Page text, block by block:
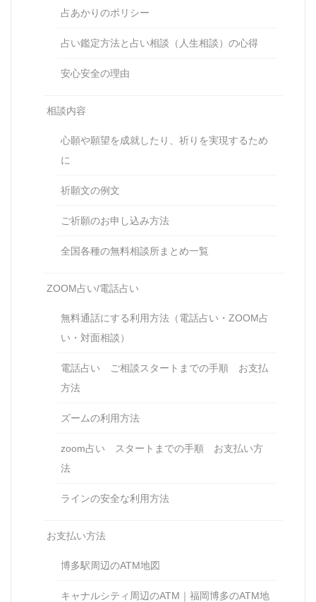
占あかりのポリシー
占い鑑定方法と占い相談（人生相談）の心得
安心安全の理由
相談内容
心願や願望を成就したり、祈りを実現するため
に
祈願文の例文
ご祈願のお申し込み方法
全国各種の無料相談所まとめ一覧
ZOOM占い/電話占い
無料通話にする利用方法（電話占い・ZOOM占
い・対面相談）
電話占い ご相談スタートまでの手順 お支払
方法
ズームの利用方法
zoom占い スタートまでの手順 お支払い方
法
ラインの安全な利用方法
お支払い方法
博多駅周辺のATM地図
キャナルシティ周辺のATM｜福岡博多のATM地